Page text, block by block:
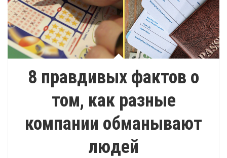
8 правдивых фактов о
том, как разные
компании обманывают
людей